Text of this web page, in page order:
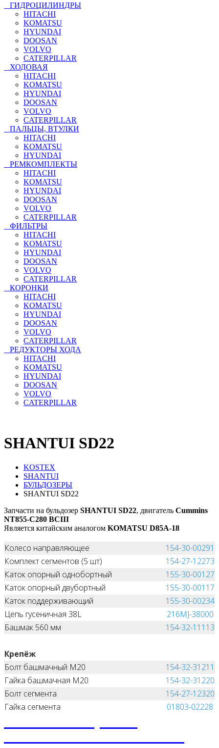
ГИДРОЦИЛИНДРЫ
HITACHI
KOMATSU
HYUNDAI
DOOSAN
VOLVO
CATERPILLAR
ХОДОВАЯ
HITACHI
KOMATSU
HYUNDAI
DOOSAN
VOLVO
CATERPILLAR
ПАЛЬЦЫ, ВТУЛКИ
HITACHI
KOMATSU
HYUNDAI
РЕМКОМПЛЕКТЫ
HITACHI
KOMATSU
HYUNDAI
DOOSAN
VOLVO
CATERPILLAR
ФИЛЬТРЫ
HITACHI
KOMATSU
HYUNDAI
DOOSAN
VOLVO
CATERPILLAR
КОРОНКИ
HITACHI
KOMATSU
HYUNDAI
DOOSAN
VOLVO
CATERPILLAR
РЕДУКТОРЫ ХОДА
HITACHI
KOMATSU
HYUNDAI
DOOSAN
VOLVO
CATERPILLAR
SHANTUI SD22
KOSTEX
SHANTUI
БУЛЬДОЗЕРЫ
SHANTUI SD22
Запчасти на бульдозер SHANTUI SD22, двигатель Cummins
NT855-C280 BCIII
Является китайским аналогом KOMATSU D85A-18
Колесо направляющее
154-30-00291
Комплект сегментов (5 шт)
154-27-12273
Каток опорный однобортный
155-30-00127
Каток опорный двубортный
155-30-00117
Каток поддерживающий
155-30-00234
Цепь гусеничная 38L
216MJ-38000
Башмак 560 мм
154-32-11113
Крепёж
Болт башмачный M20
154-32-31211
Гайка башмачная M20
154-32-31220
Болт сегмента
154-27-12320
Гайка сегмента
01803-02228